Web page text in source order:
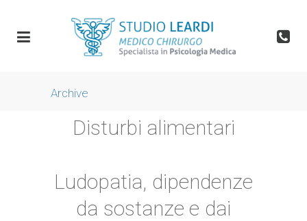
Archive
Disturbi alimentari
Ludopatia, dipendenze
da sostanze e dai